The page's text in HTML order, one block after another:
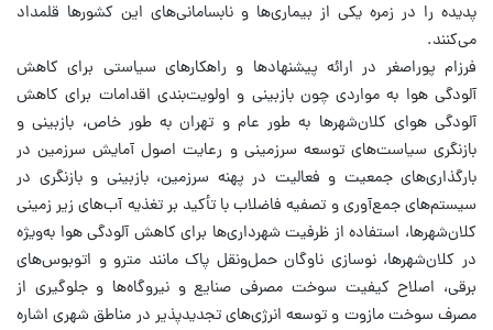
پدیده را در زمره یکی از بیماری‌ها و نابسامانی‌های این کشورها قلمداد
می‌کنند.
فرزام پوراصغر در ارائه پیشنهادها و راهکارهای سیاستی برای کاهش
آلودگی هوا به مواردی چون بازبینی و اولویت‌بندی اقدامات برای کاهش
آلودگی هوای کلان‌شهرها به طور عام و تهران به طور خاص، بازبینی و
بازنگری سیاست‌های توسعه سرزمینی و رعایت اصول آمایش سرزمین در
بارگذاری‌های جمعیت و فعالیت در پهنه سرزمین، بازبینی و بازنگری در
سیستم‌های جمع‌آوری و تصفیه فاضلاب با تأکید بر تغذیه آب‌های زیر زمینی
کلان‌شهرها، استفاده از ظرفیت شهرداری‌ها برای کاهش آلودگی هوا به‌ویژه
در کلان‌شهرها، نوسازی ناوگان حمل‌ونقل پاک مانند مترو و اتوبوس‌های
برقی، اصلاح کیفیت سوخت مصرفی صنایع و نیروگاه‌ها و جلوگیری از
مصرف سوخت مازوت و توسعه انرژی‌های تجدیدپذیر در مناطق شهری اشاره